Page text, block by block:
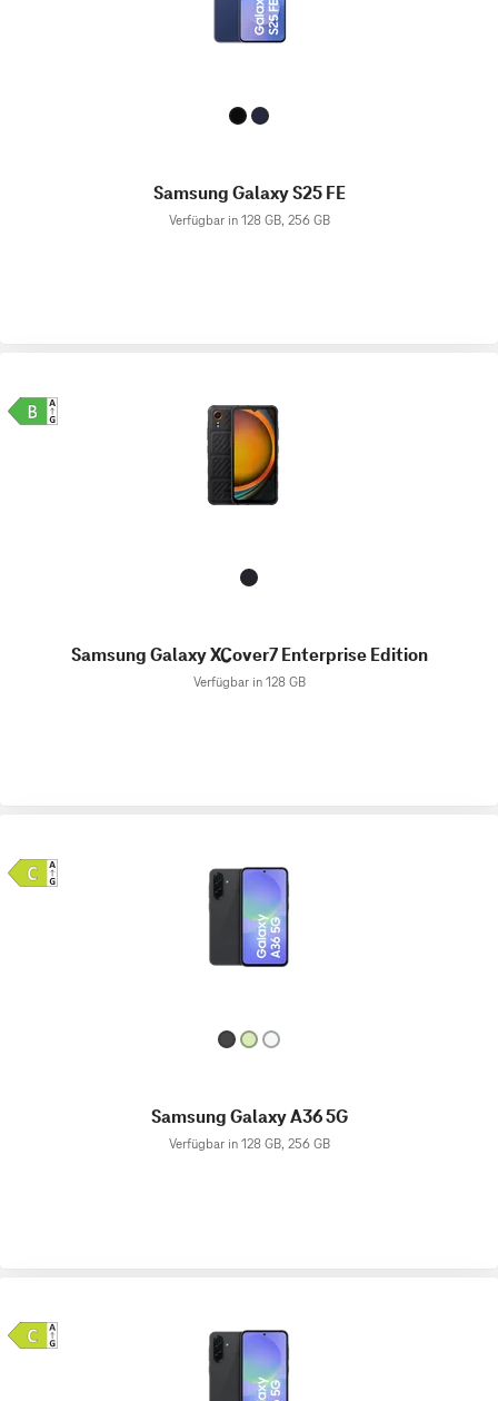
Samsung Galaxy S25 FE
Verfügbar in 128 GB, 256 GB
Samsung Galaxy XCover7 Enterprise Edition
Verfügbar in 128 GB
Samsung Galaxy A36 5G
Verfügbar in 128 GB, 256 GB